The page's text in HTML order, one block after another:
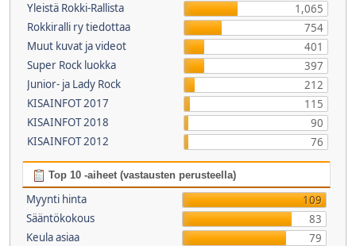
Yleistä Rokki-Rallista
1,065
Rokkiralli ry tiedottaa
754
Muut kuvat ja videot
401
Super Rock luokka
397
Junior- ja Lady Rock
212
KISAINFOT 2017
115
KISAINFOT 2018
90
KISAINFOT 2012
76
Top 10 -aiheet (vastausten perusteella)
Myynti hinta
109
Sääntökokous
83
Keula asiaa
79